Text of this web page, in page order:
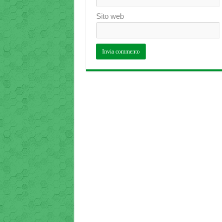
Sito web